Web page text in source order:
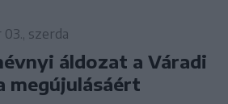
szerda
áldozat a Váradi
megújulásáért